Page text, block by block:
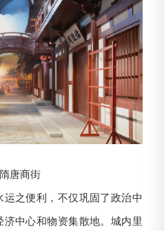
隋唐商街
之便利，不仅巩固了政治中
中心和物资集散地。城内里